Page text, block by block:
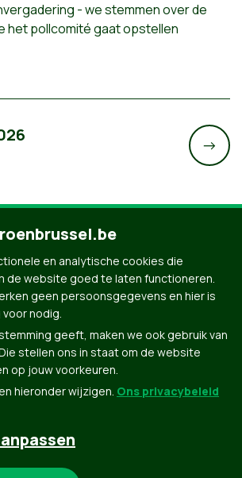
- we stemmen over de
het pollcomité gaat opstellen
de Brusselse teams
de Refugee Walk
->
en analytische cookies die
de website goed te laten functioneren.
geen persoonsgegevens en hier is
nodig.
geeft, maken we ook gebruik van
stellen ons in staat om de website
op jouw voorkeuren.
hieronder wijzigen. Ons privacybeleid